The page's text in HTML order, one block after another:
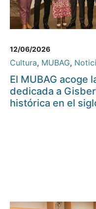
12/06/2026
Cultura, MUBAG,
El MUBAG acoge
dedicada a
histórica en el